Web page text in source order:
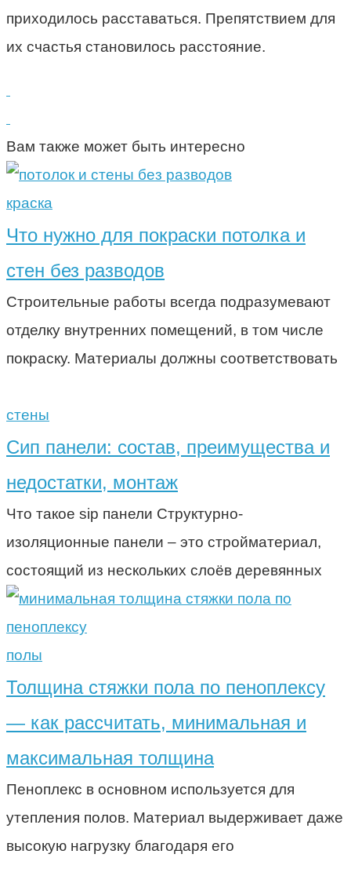
приходилось расставаться. Препятствием для
их счастья становилось расстояние.
Вам также может быть интересно
краска
Что нужно для покраски потолка и
стен без разводов
Строительные работы всегда подразумевают
отделку внутренних помещений, в том числе
покраску. Материалы должны соответствовать
стены
Сип панели: состав, преимущества и
недостатки, монтаж
Что такое sip панели Структурно-
изоляционные панели – это стройматериал,
состоящий из нескольких слоёв деревянных
полы
Толщина стяжки пола по пеноплексу
— как рассчитать, минимальная и
максимальная толщина
Пеноплекс в основном используется для
утепления полов. Материал выдерживает даже
высокую нагрузку благодаря его